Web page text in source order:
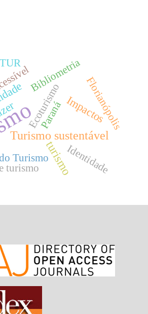
Turismo sustentável
turismo
Impactos
Ecoturismo Florianópolis
Paraná
Bibliometria
Identidade
Turismo
turismo